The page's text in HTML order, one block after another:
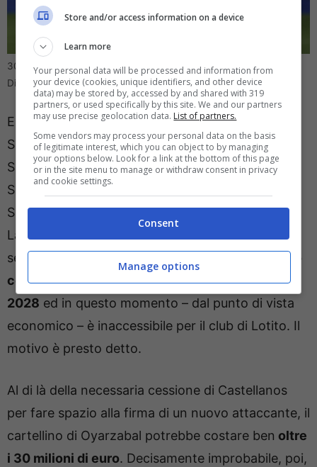
30 milioni, è il sogno di Sarri per l’attacco (Ansafoto) –
Direttagoal.it
E così un profilo in particolare, protagonista in
Spagna, sembrerebbe il vero sogno di Maurizio
Sarri. Ma c’è un grosso problema all’orizzonte.
Secondo quanto riferisce
Sarri avrebbe in menteMike Oyarzabalper la sua
Lazio. Magari già a gennaio. Il 28enne di Eibar,
sempre nel giro della Nazionale spagnola, è
sotto
contratto con la Real Sociedad fino al 30 giugno
2028 ed in questo momento – dal punto di vista
economico – è inaccessibile per il club di Lotito. Il
motivo è presto detto.
Al di là della necessaria cessione di Castellanos
per fare spazio alla firma di un nuovo attaccante, il
cartellino di Oyarzabal potrebbe costare ben oltre
i 30 milioni di euro. Decisamente improbabile, poi,
Store and/or access information on a device
Learn more
Your personal data will be processed and information from
your device (cookies, unique identifiers, and other device
data) may be stored by, accessed by and shared with 319
partners, or used specifically by this site. We and our partners
may use precise geolocation data. List of partners.
Some vendors may process your personal data on the basis
of legitimate interest, which you can object to by managing
your options below. Look for a link at the bottom of this page
or in the site menu to manage or withdraw consent in privacy
and cookie settings.
Consent
Manage options